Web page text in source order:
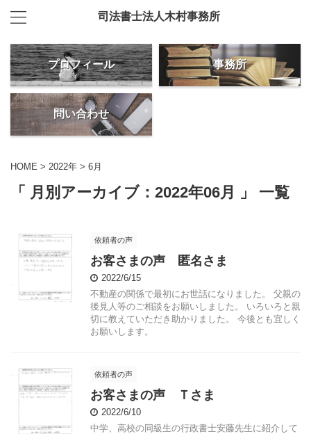
司法書士法人木村事務所
プロフィール 事務所
問い合わせ
HOME > 2022年 > 6月
「 月別アーカイブ：2022年06月 」 一覧
依頼者の声
お客さまの声 匿名さま
2022/6/15
不動産の関係で最初にお世話になりました。 父親の
後見人等のご相談をお願いしました。 いろいろと親
切に教えていただき助かりました。 今後とも宜しく
お願いします。
依頼者の声
お客さまの声 Ｔさま
2022/6/10
中学、高校の同級生の行政書士安藤先生に紹介して